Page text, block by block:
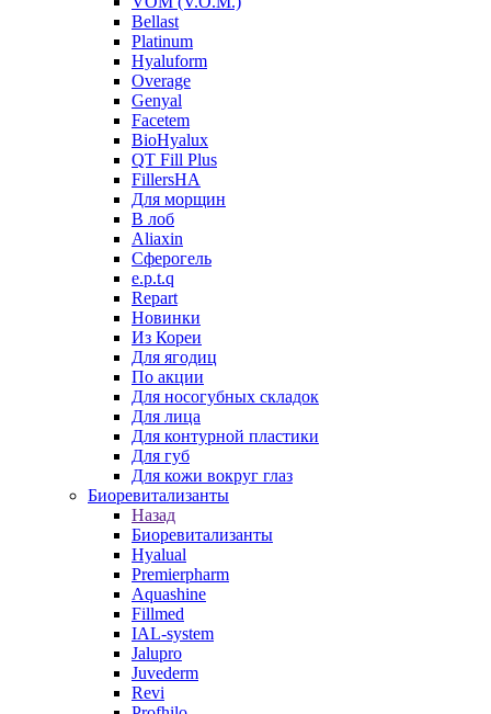
Bellast
Platinum
Hyaluform
Overage
Genyal
Facetem
BioHyalux
QT Fill Plus
FillersHA
Для морщин
В лоб
Aliaxin
Сферогель
e.p.t.q
Repart
Новинки
Из Кореи
Для ягодиц
По акции
Для носогубных складок
Для лица
Для контурной пластики
Для губ
Для кожи вокруг глаз
Биоревитализанты
Назад
Биоревитализанты
Hyalual
Premierpharm
Aquashine
Fillmed
IAL-system
Jalupro
Juvederm
Revi